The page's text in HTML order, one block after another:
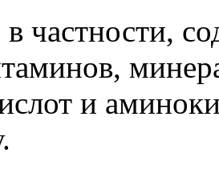
частности,
и